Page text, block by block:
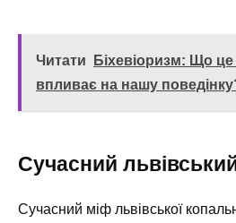
Читати
Біхевіоризм: Що це
впливає на нашу
Сучасний
Сучасний міф львівської